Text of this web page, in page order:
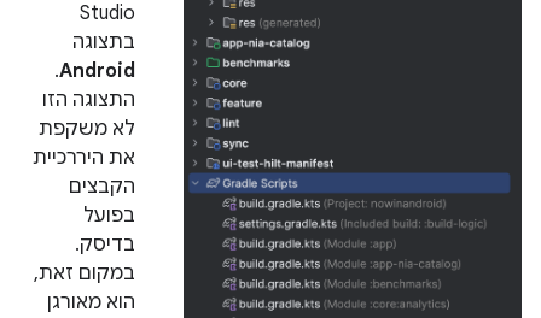
Studio
בתצוגה
Android
.
התצוגה הזו
לא משקפת
את היררכיית
הקבצים
בפועל
בדיסק.
במקום זאת,
הוא מאורגן